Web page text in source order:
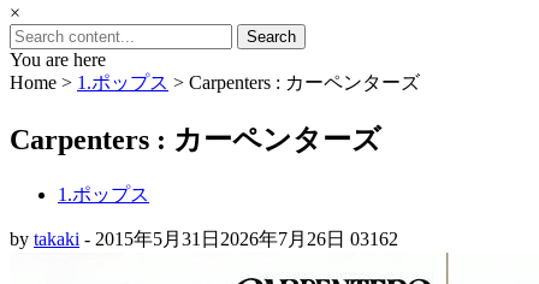
×
Search
for:
You are here
Home > 1.ポップス > Carpenters : カーペンターズ
Carpenters : カーペンターズ
1.ポップス
by takaki - 2015年5月31日 2026年7月26日 03162